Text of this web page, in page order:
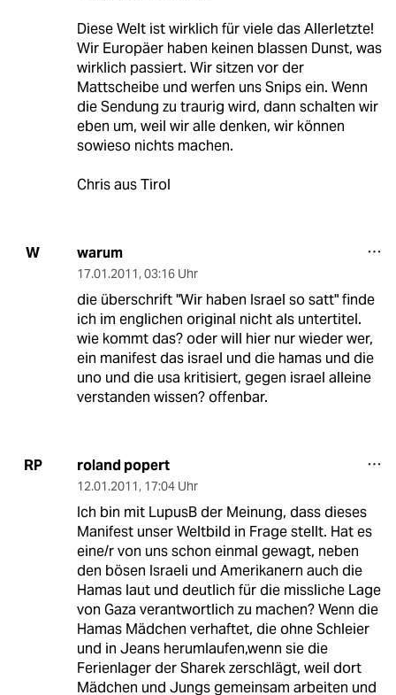
Diese Welt ist wirklich für viele das Allerletzte!
Wir Europäer haben keinen blassen Dunst, was
wirklich passiert. Wir sitzen vor der
Mattscheibe und werfen uns Snips ein. Wenn
die Sendung zu traurig wird, dann schalten wir
eben um, weil wir alle denken, wir können
sowieso nichts machen.
Chris aus Tirol
W warum
17.01.2011, 03:16 Uhr
die überschrift "Wir haben Israel so satt" finde
ich im englichen original nicht als untertitel.
wie kommt das? oder will hier nur wieder wer,
ein manifest das israel und die hamas und die
uno und die usa kritisiert, gegen israel alleine
verstanden wissen? offenbar.
RP roland popert
12.01.2011, 17:04 Uhr
Ich bin mit LupusB der Meinung, dass dieses
Manifest unser Weltbild in Frage stellt. Hat es
eine/r von uns schon einmal gewagt, neben
den bösen Israeli und Amerikanern auch die
Hamas laut und deutlich für die missliche Lage
von Gaza verantwortlich zu machen? Wenn die
Hamas Mädchen verhaftet, die ohne Schleier
und in Jeans herumlaufen,wenn sie die
Ferienlager der Sharek zerschlägt, weil dort
Mädchen und Jungs gemeinsam arbeiten und